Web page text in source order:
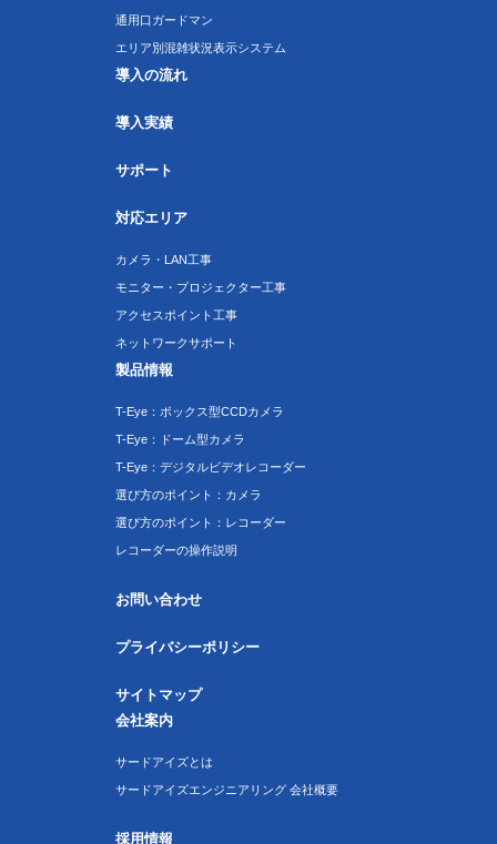
通用口ガードマン
エリア別混雑状況表示システム
導入の流れ
導入実績
サポート
対応エリア
カメラ・LAN工事
モニター・プロジェクター工事
アクセスポイント工事
ネットワークサポート
製品情報
T-Eye：ボックス型CCDカメラ
T-Eye：ドーム型カメラ
T-Eye：デジタルビデオレコーダー
選び方のポイント：カメラ
選び方のポイント：レコーダー
レコーダーの操作説明
お問い合わせ
プライバシーポリシー
サイトマップ
会社案内
サードアイズとは
サードアイズエンジニアリング 会社概要
採用情報